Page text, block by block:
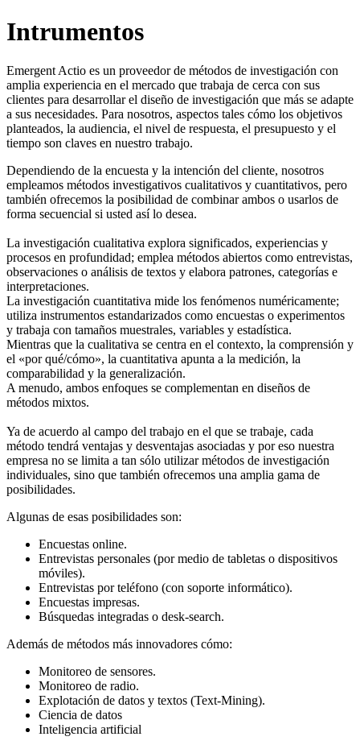
Intrumentos
Emergent Actio es un proveedor de métodos de investigación con
amplia experiencia en el mercado que trabaja de cerca con sus
clientes para desarrollar el diseño de investigación que más se adapte
a sus necesidades. Para nosotros, aspectos tales cómo los objetivos
planteados, la audiencia, el nivel de respuesta, el presupuesto y el
tiempo son claves en nuestro trabajo.
Dependiendo de la encuesta y la intención del cliente, nosotros
empleamos métodos investigativos cualitativos y cuantitativos, pero
también ofrecemos la posibilidad de combinar ambos o usarlos de
forma secuencial si usted así lo desea.
La investigación cualitativa explora significados, experiencias y
procesos en profundidad; emplea métodos abiertos como entrevistas,
observaciones o análisis de textos y elabora patrones, categorías e
interpretaciones.
La investigación cuantitativa mide los fenómenos numéricamente;
utiliza instrumentos estandarizados como encuestas o experimentos
y trabaja con tamaños muestrales, variables y estadística.
Mientras que la cualitativa se centra en el contexto, la comprensión y
el «por qué/cómo», la cuantitativa apunta a la medición, la
comparabilidad y la generalización.
A menudo, ambos enfoques se complementan en diseños de
métodos mixtos.
Ya de acuerdo al campo del trabajo en el que se trabaje, cada
método tendrá ventajas y desventajas asociadas y por eso nuestra
empresa no se limita a tan sólo utilizar métodos de investigación
individuales, sino que también ofrecemos una amplia gama de
posibilidades.
Algunas de esas posibilidades son:
Encuestas online.
Entrevistas personales (por medio de tabletas o dispositivos
móviles).
Entrevistas por teléfono (con soporte informático).
Encuestas impresas.
Búsquedas integradas o desk-search.
Además de métodos más innovadores cómo:
Monitoreo de sensores.
Monitoreo de radio.
Explotación de datos y textos (Text-Mining).
Ciencia de datos
Inteligencia artificial